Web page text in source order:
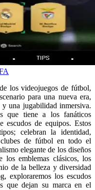
los videojuegos de fútbol,
para una nueva era,
una jugabilidad inmersiva.
que tiene a los fanáticos
escudos de equipos. Estos
celebran la identidad,
de fútbol en todo el
elegante de los diseños
los emblemas clásicos, los
de la belleza y diversidad
exploraremos los escudos
que dejan su marca en el